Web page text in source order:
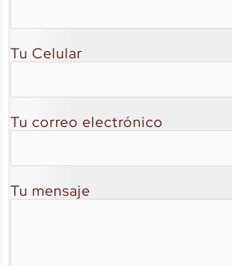
Tu Celular
Tu correo electrónico
Tu mensaje